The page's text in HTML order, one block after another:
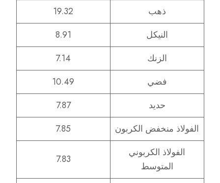
ذهب
19.32
النيكل
8.91
الزنك
7.14
فضي
10.49
حديد
7.87
الفولاذ منخفض الكربون
7.85
الفولاذ الكربوني
المتوسط
7.83